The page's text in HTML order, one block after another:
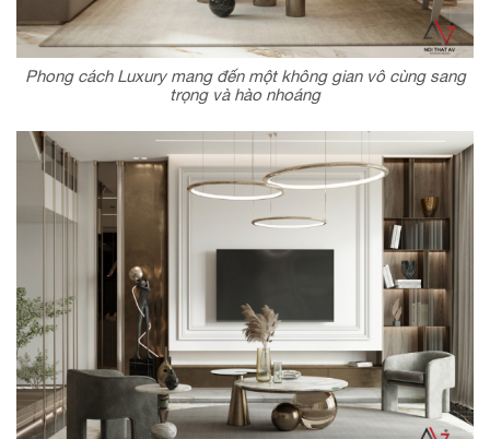
Phong cách Luxury mang đến một không gian vô cùng sang
trọng và hào nhoáng